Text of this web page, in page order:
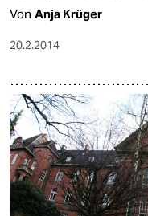
Von Anja Krüger
20.2.2014